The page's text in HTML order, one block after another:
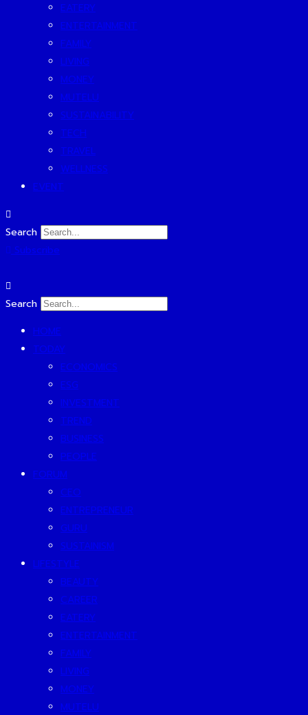
EATERY
ENTERTAINMENT
FAMILY
LIVING
MONEY
MUTELU
SUSTAINABILITY
TECH
TRAVEL
WELLNESS
EVENT
Search
Subscribe
Search
HOME
TODAY
ECONOMICS
ESG
INVESTMENT
TREND
BUSINESS
PEOPLE
FORUM
CEO
ENTREPRENEUR
GURU
SUSTAINISM
LIFESTYLE
BEAUTY
CAREER
EATERY
ENTERTAINMENT
FAMILY
LIVING
MONEY
MUTELU